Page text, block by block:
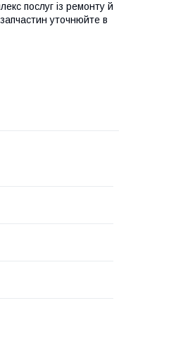
послуг із ремонту й
уточнюйте в